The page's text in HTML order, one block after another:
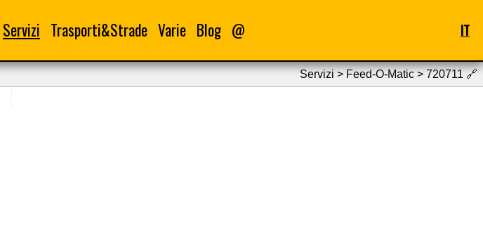
Servizi Trasporti&Strade Varie Blog @ IT
Servizi > Feed-O-Matic > 720711 🔗